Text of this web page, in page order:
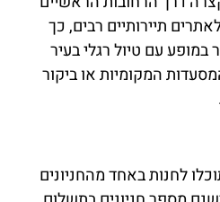
תיירותיים רבים, כך
עם טיול רגלי בעיר
המקומיות או ביקור
לחנות באחד מהחניונים